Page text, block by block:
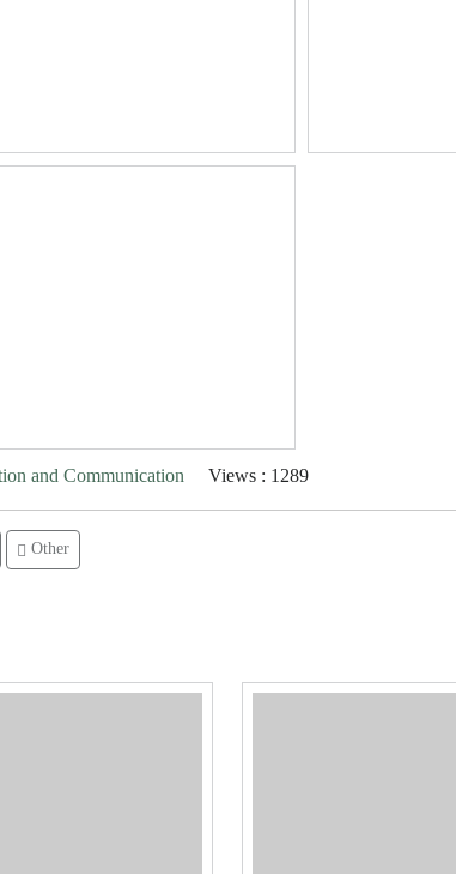
and Communication Views : 1289
Other